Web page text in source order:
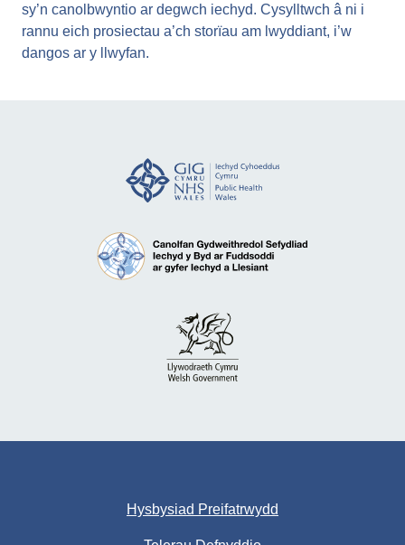
sy’n canolbwyntio ar degwch iechyd. Cysylltwch â ni i
rannu eich prosiectau a’ch storïau am lwyddiant, i’w
dangos ar y llwyfan.
Hysbysiad Preifatrwydd